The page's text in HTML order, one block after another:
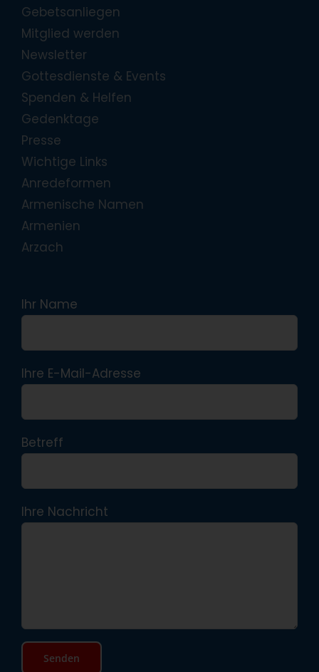
Gebetsanliegen
Mitglied werden
Newsletter
Gottesdienste & Events
Spenden & Helfen
Gedenktage
Presse
Wichtige Links
Anredeformen
Armenische Namen
Armenien
Arzach
Ihr Name
Ihre E-Mail-Adresse
Betreff
Ihre Nachricht